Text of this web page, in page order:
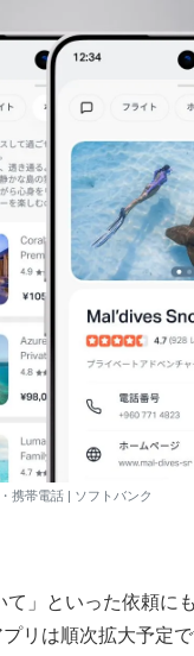
携帯電話 | ソフトバンク
」といった依頼に
リは順次拡大予定